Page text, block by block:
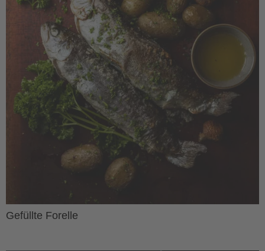
Gefüllte Forelle